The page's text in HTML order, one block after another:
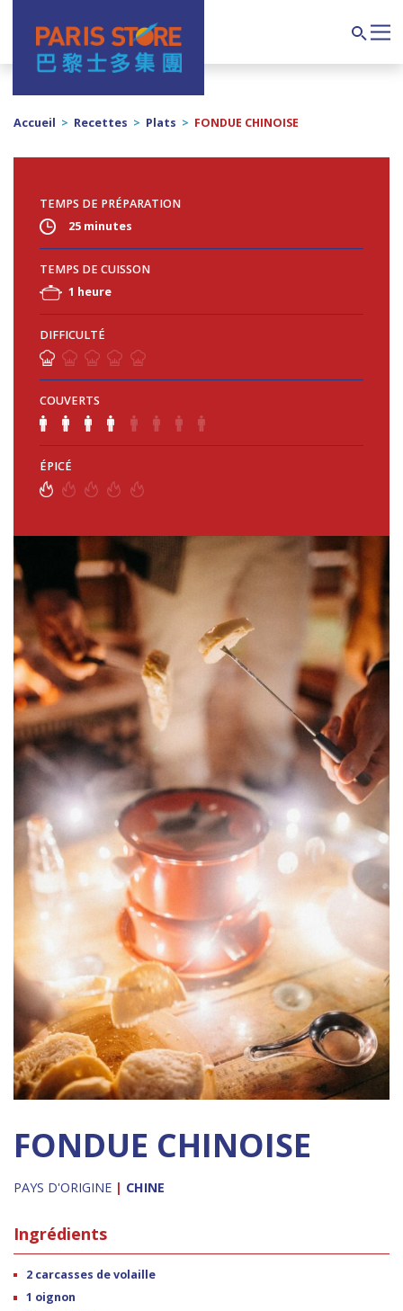
Navigation principale
Accueil > Recettes > Plats > FONDUE CHINOISE
TEMPS DE PRÉPARATION
25 minutes
TEMPS DE CUISSON
1 heure
DIFFICULTÉ
COUVERTS
ÉPICÉ
FONDUE CHINOISE
PAYS D'ORIGINE | CHINE
Ingrédients
2 carcasses de volaille
1 oignon